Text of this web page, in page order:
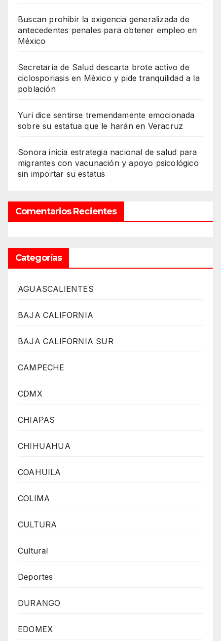
Buscan prohibir la exigencia generalizada de
antecedentes penales para obtener empleo en
México
Secretaría de Salud descarta brote activo de
ciclosporiasis en México y pide tranquilidad a la
población
Yuri dice sentirse tremendamente emocionada
sobre su estatua que le harán en Veracruz
Sonora inicia estrategia nacional de salud para
migrantes con vacunación y apoyo psicológico
sin importar su estatus
Comentarios Recientes
Categorías
AGUASCALIENTES
BAJA CALIFORNIA
BAJA CALIFORNIA SUR
CAMPECHE
CDMX
CHIAPAS
CHIHUAHUA
COAHUILA
COLIMA
CULTURA
Cultural
Deportes
DURANGO
EDOMEX